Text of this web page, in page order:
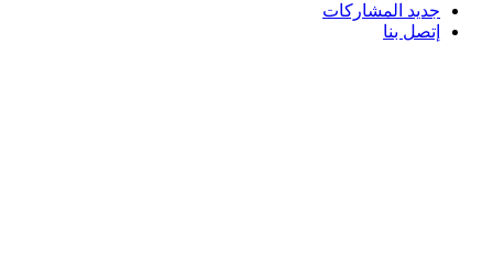
جديد المشاركات
إتصل بنا